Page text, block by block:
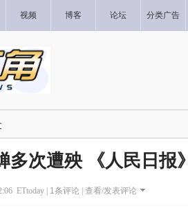
视频 博客 论坛 分类广告
多次遭殃 《人民日报
ETtoday | 1条评论 | 查看/发表评论